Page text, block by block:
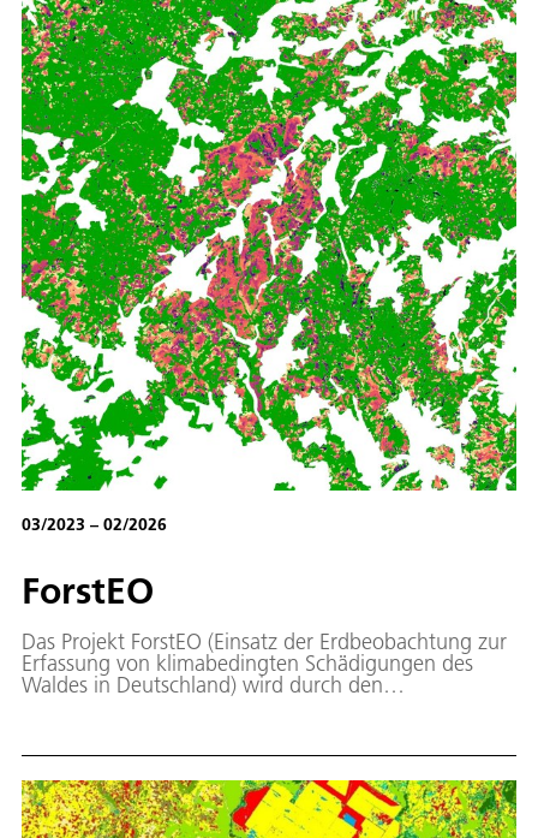
03/2023 – 02/2026
ForstEO
Das Projekt ForstEO (Einsatz der Erdbeobachtung zur
Erfassung von klimabedingten Schädigungen des
Waldes in Deutschland) wird durch den
mit Werkzeugen der Fernerkundung abzuleiten und
nationaler Waldmonitoring-Systeme zu unterstützen.